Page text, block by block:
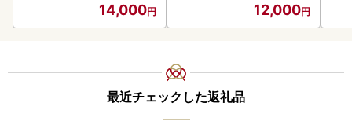
14,000 12,000
最近チェックした返礼品